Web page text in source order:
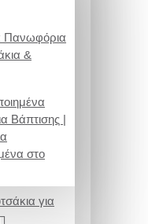
Πανωφόρια
&
Βάπτισης |
στο
για